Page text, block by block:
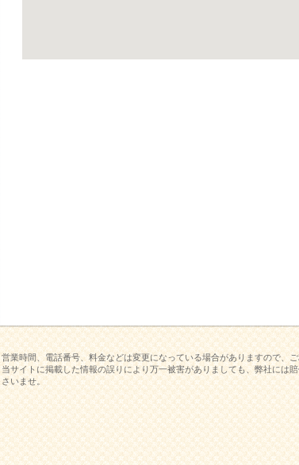
営業時間、電話番号、料金などは変更になっている場合がありますので、
当サイトに掲載した情報の誤りにより万一被害がありましても、弊社には
さいませ。